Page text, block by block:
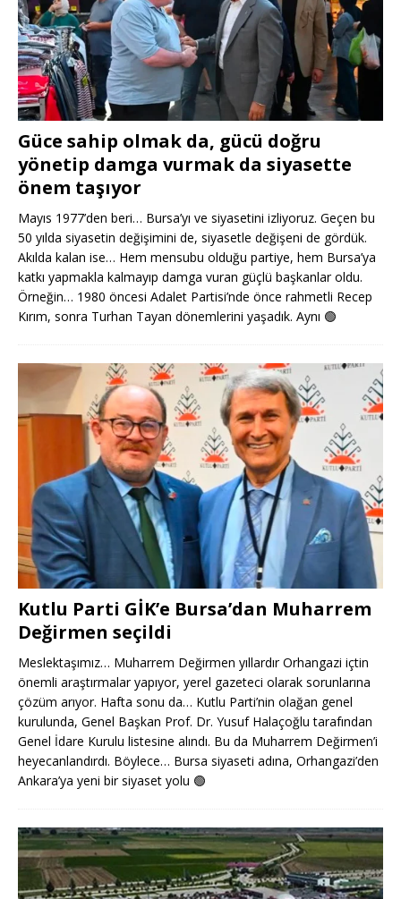
Güce sahip olmak da, gücü doğru
yönetip damga vurmak da siyasette
önem taşıyor
Mayıs 1977’den beri… Bursa’yı ve siyasetini izliyoruz. Geçen bu
50 yılda siyasetin değişimini de, siyasetle değişeni de gördük.
Akılda kalan ise… Hem mensubu olduğu partiye, hem Bursa’ya
katkı yapmakla kalmayıp damga vuran güçlü başkanlar oldu.
Örneğin… 1980 öncesi Adalet Partisi’nde önce rahmetli Recep
Kırım, sonra Turhan Tayan dönemlerini yaşadık. Aynı 🟢
Kutlu Parti GİK’e Bursa’dan Muharrem
Değirmen seçildi
Meslektaşımız… Muharrem Değirmen yıllardır Orhangazi içtin
önemli araştırmalar yapıyor, yerel gazeteci olarak sorunlarına
çözüm arıyor. Hafta sonu da… Kutlu Parti’nin olağan genel
kurulunda, Genel Başkan Prof. Dr. Yusuf Halaçoğlu tarafından
Genel İdare Kurulu listesine alındı. Bu da Muharrem Değirmen’i
heyecanlandırdı. Böylece… Bursa siyaseti adına, Orhangazi’den
Ankara’ya yeni bir siyaset yolu 🟢